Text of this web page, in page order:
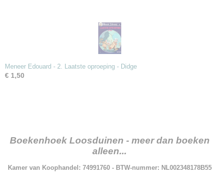
Meneer Edouard - 2. Laatste oproeping - Didge
€ 1,50
Boekenhoek Loosduinen - meer dan boeken
alleen...
Kamer van Koophandel: 74991760 - BTW-nummer: NL002348178B55